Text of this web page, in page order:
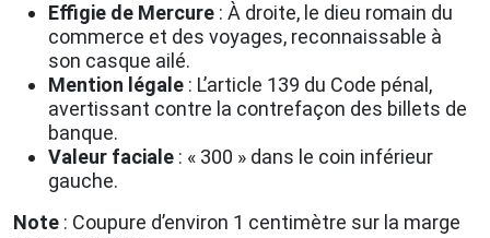
Effigie de Mercure : À droite, le dieu romain du
commerce et des voyages, reconnaissable à
son casque ailé.
Mention légale : L’article 139 du Code pénal,
avertissant contre la contrefaçon des billets de
banque.
Valeur faciale : « 300 » dans le coin inférieur
gauche.
Note : Coupure d’environ 1 centimètre sur la marge